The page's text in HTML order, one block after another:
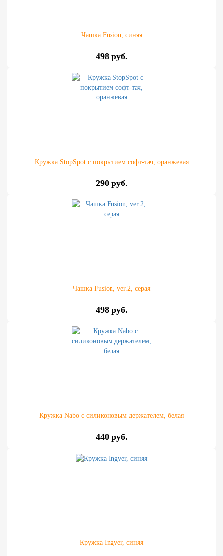
Чашка Fusion, синяя
498 руб.
Кружка StopSpot с покрытием софт-тач, оранжевая
290 руб.
Чашка Fusion, ver.2, серая
498 руб.
Кружка Nabo с силиконовым держателем, белая
440 руб.
Кружка Ingver, синяя